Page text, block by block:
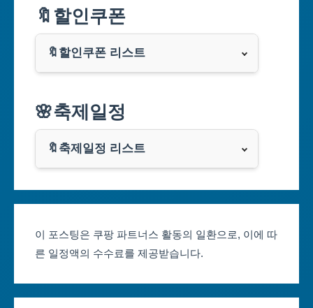
부산광역시
대구광역시
인천광역시
광주광역시
대전광역시
🔖할인쿠폰
🔖할인쿠폰 리스트
쿠팡
클룩
🌸축제일정
🔖축제일정 리스트
대구축제 일정
인천축제 일정
이 포스팅은 쿠팡 파트너스 활동의 일환으로, 이에 따
른 일정액의 수수료를 제공받습니다.